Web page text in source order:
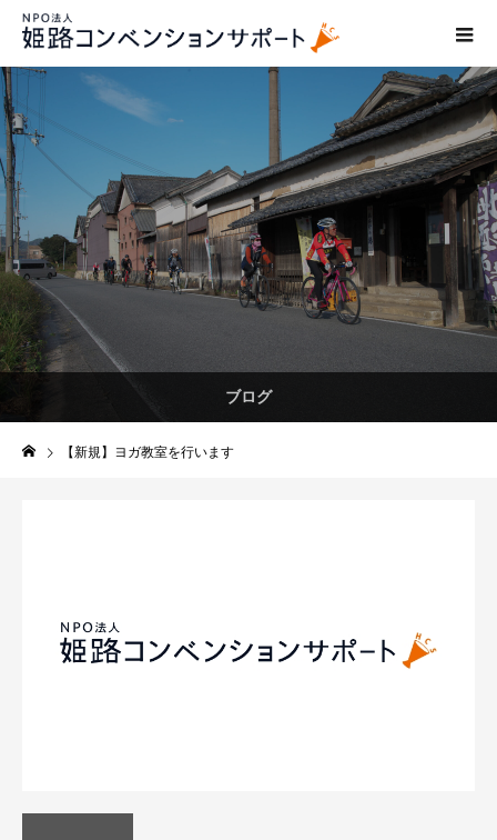
ブログ
【新規】ヨガ教室を行います